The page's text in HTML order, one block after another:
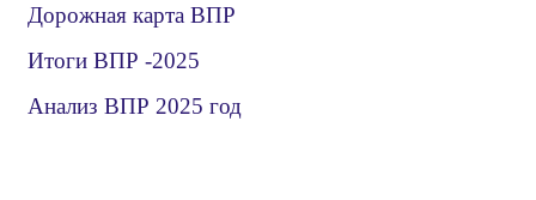
Дорожная карта ВПР
Итоги ВПР -2025
Анализ ВПР 2025 год